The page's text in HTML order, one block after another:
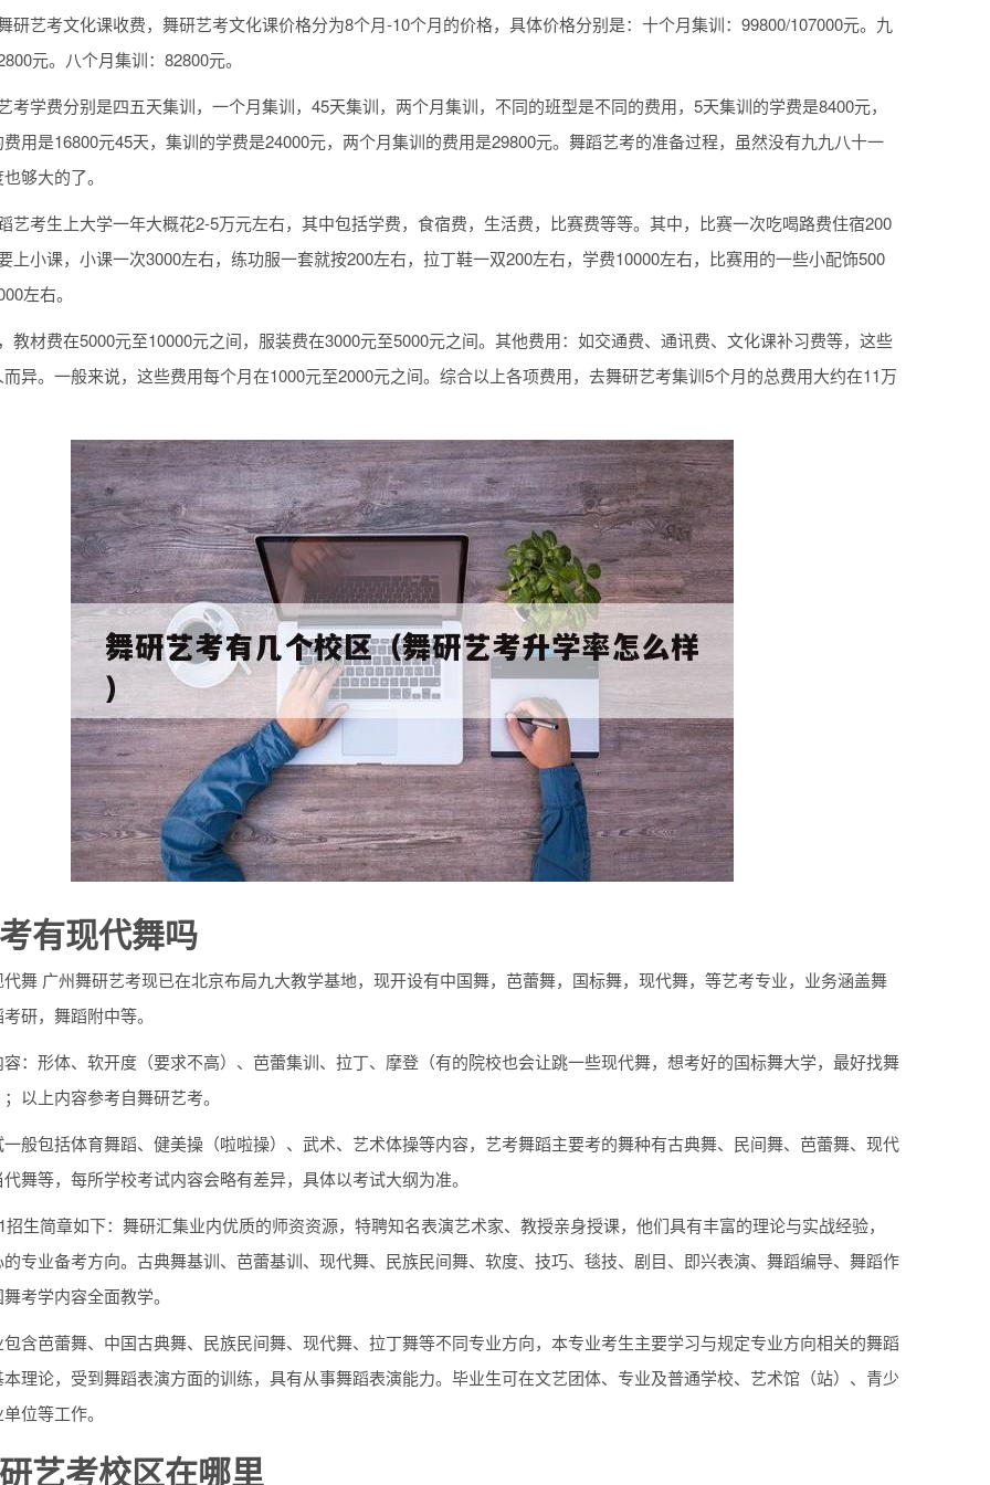
研艺考文化课收费，舞研艺考文化课价格分为8个月-10个月的价格，具体价格分别是：十个月集训：99800/107000元。九
元。八个月集训：82800元。
考学费分别是四五天集训，一个月集训，45天集训，两个月集训，不同的班型是不同的费用，5天集训的学费是8400元，
用是16800元45天，集训的学费是24000元，两个月集训的费用是29800元。舞蹈艺考的准备过程，虽然没有九九八十一
够大的了。
艺考生上大学一年大概花2-5万元左右，其中包括学费，食宿费，生活费，比赛费等等。其中，比赛一次吃喝路费住宿200
上小课，小课一次3000左右，练功服一套就按200左右，拉丁鞋一双200左右，学费10000左右，比赛用的一些小配饰500
左右。
教材费在5000元至10000元之间，服装费在3000元至5000元之间。其他费用：如交通费、通讯费、文化课补习费等，这些
异。一般来说，这些费用每个月在1000元至2000元之间。综合以上各项费用，去舞研艺考集训5个月的总费用大约在11万
有现代舞吗
舞 广州舞研艺考现已在北京布局九大教学基地，现开设有中国舞，芭蕾舞，国标舞，现代舞，等艺考专业，业务涵盖舞
研，舞蹈附中等。
：形体、软开度（要求不高）、芭蕾集训、拉丁、摩登（有的院校也会让跳一些现代舞，想考好的国标舞大学，最好找舞
以上内容参考自舞研艺考。
般包括体育舞蹈、健美操（啦啦操）、武术、艺术体操等内容，艺考舞蹈主要考的舞种有古典舞、民间舞、芭蕾舞、现代
舞等，每所学校考试内容会略有差异，具体以考试大纲为准。
招生简章如下：舞研汇集业内优质的师资资源，特聘知名表演艺术家、教授亲身授课，他们具有丰富的理论与实战经验，
专业备考方向。古典舞基训、芭蕾基训、现代舞、民族民间舞、软度、技巧、毯技、剧目、即兴表演、舞蹈编导、舞蹈作
考学内容全面教学。
含芭蕾舞、中国古典舞、民族民间舞、现代舞、拉丁舞等不同专业方向，本专业考生主要学习与规定专业方向相关的舞蹈
理论，受到舞蹈表演方面的训练，具有从事舞蹈表演能力。毕业生可在文艺团体、专业及普通学校、艺术馆（站）、青少
位等工作。
艺考校区在哪里